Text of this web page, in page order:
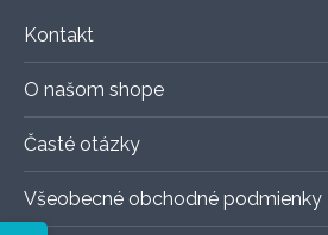
Kontakt
O našom shope
Časté otázky
Všeobecné obchodné podmienky